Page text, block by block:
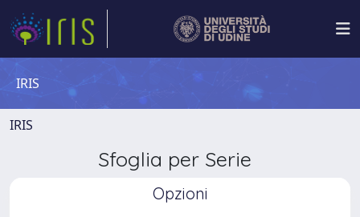
IRIS
IRIS
Sfoglia per Serie
Opzioni